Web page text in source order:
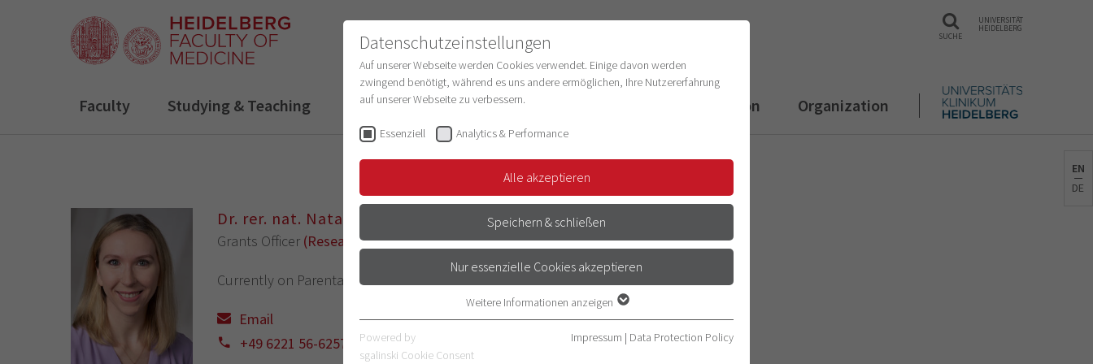
SUCHE
UNIVERSITÄT
HEIDELBERG
Faculty Studying & Teaching Research Structure & Development Digitalization Organization
Dr. rer. nat. Natalie Schroeter
Grants Officer (Research Dean's Office Medical Faculty Heidelberg)
Currently on Parental Leave
Email
+49 6221 56-6257
EN
DE
Datenschutzeinstellungen
Auf unserer Webseite werden Cookies verwendet. Einige davon werden
zwingend benötigt, während es uns andere ermöglichen, Ihre Nutzererfahrung
auf unserer Webseite zu verbessern.
Essenziell Analytics & Performance
Alle akzeptieren
Speichern & schließen
Nur essenzielle Cookies akzeptieren
Essenzielle Cookies werden für grundlegende Funktionen der Webseite
benötigt. Dadurch ist gewährleistet, dass die Webseite einwandfrei
Weitere Informationen anzeigen
Powered by
sgalinski Cookie Consent
Impressum | Data Protection Policy